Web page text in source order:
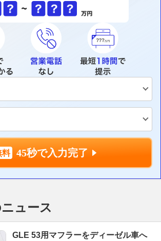
45秒で入力完了
ュース
GLE 53用マフラーをディーゼル車へ